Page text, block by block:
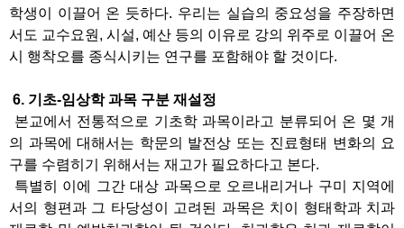
학생이 이끌어 온 듯하다. 우리는 실습의 중요성을 주장하면
서도 교수요원, 시설, 예산 등의 이유로 강의 위주로 이끌어 온
시 행착오를 종식시키는 연구를 포함해야 할 것이다.
6. 기초-임상학 과목 구분 재설정
본교에서 전통적으로 기초학 과목이라고 분류되어 온 몇 개
의 과목에 대해서는 학문의 발전상 또는 진료형태 변화의 요
구를 수렴히기 위해서는 재고가 필요하다고 본다.
특별히 이에 그간 대상 과목으로 오르내리거나 구미 지역에
서의 형편과 그 타당성이 고려된 과목은 치이 형태학과 치과